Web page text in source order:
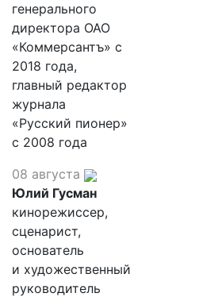
генерального
директора ОАО
«Коммерсантъ» с
2018 года,
главный редактор
журнала
«Русский пионер»
с 2008 года
08 августа
Юлий Гусман
кинорежиссер,
сценарист,
основатель
и художественный
руководитель